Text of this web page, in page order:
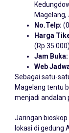
Magelang,
No.Telp:
Harga
Jam Buka:
Web
Sebagai satu-
Magelang tentu
menjadi andalan
Jaringan bioskop
lokasi di gedung